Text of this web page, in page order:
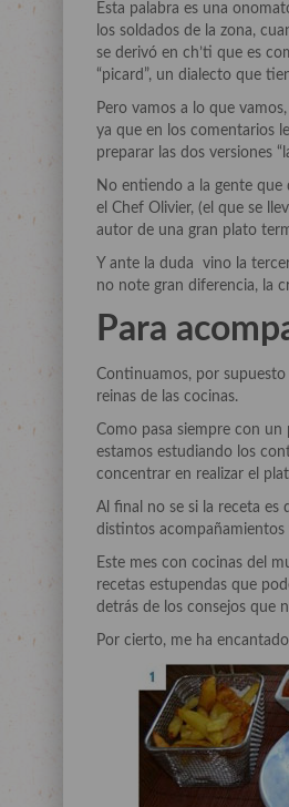
Esta palabra es una
los soldados de la zona,
se derivó en ch’ti que es
“picard”, un dialecto que
Pero vamos a lo que
ya que en los comentarios
preparar las dos versiones
No entiendo a la gente que
el Chef Olivier, (el que se
autor de una gran plato
Y ante la duda vino la
no note gran diferencia, la
Para
Continuamos, por supuesto
reinas de las cocinas.
Como pasa siempre con
estamos estudiando los
concentrar en realizar el
Al final no se si la receta es
distintos acompañamientos
Este mes con cocinas del
recetas estupendas que
detrás de los consejos que
Por cierto, me ha